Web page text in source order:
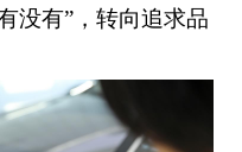
没有”，转向追求品